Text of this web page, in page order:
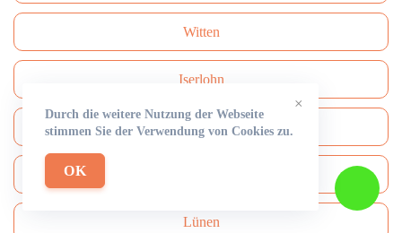
Witten
Iserlohn
Düren
Lünen
×
Durch die weitere Nutzung der Webseite
stimmen Sie der Verwendung von Cookies zu.
OK